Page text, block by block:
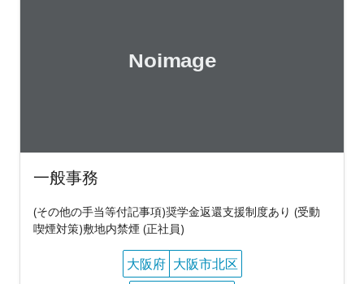
一般事務
(その他の手当等付記事項)奨学金返還支援制度あり (受動
喫煙対策)敷地内禁煙 (正社員)
大阪府 大阪市北区